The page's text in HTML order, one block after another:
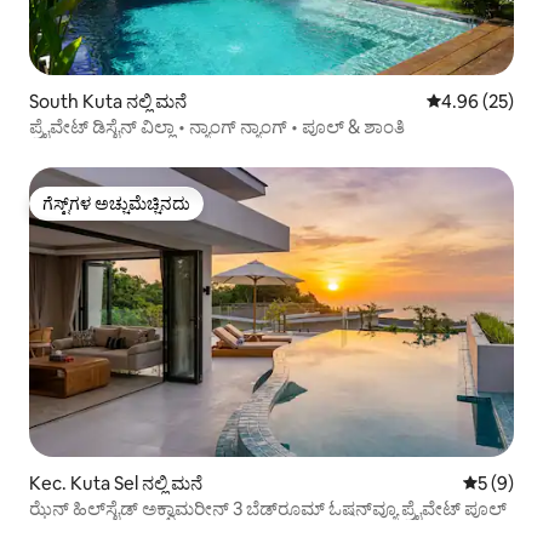
South Kuta ನಲ್ಲಿ ಮನೆ 5 ರಲ್ಲಿ 4.96
4.96 (25)
ಪ್ರೈವೇಟ್ ಡಿಸೈನ್ ವಿಲ್ಲಾ • ನ್ಯಾಂಗ್ ನ್ಯಾಂಗ್ • ಪೂಲ್ & ಶಾಂತಿ
ಗೆಸ್ಟ್‌ಗಳ ಅಚ್ಚುಮೆಚ್ಚಿನದು
ಗೆಸ್ಟ್‌ಗಳ ಅಚ್ಚುಮೆಚ್ಚಿನದು
Kec. Kuta Sel ನಲ್ಲಿ ಮನೆ 5 ರಲ್ಲಿ 5
5 (9)
ಝೆನ್ ಹಿಲ್‌ಸೈಡ್ ಅಕ್ವಾಮರೀನ್ 3 ಬೆಡ್‌ರೂಮ್ ಓಷನ್‌ವ್ಯೂ ಪ್ರೈವೇಟ್ ಪೂಲ್